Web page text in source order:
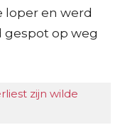
loper en werd
gespot op weg
zijn wilde